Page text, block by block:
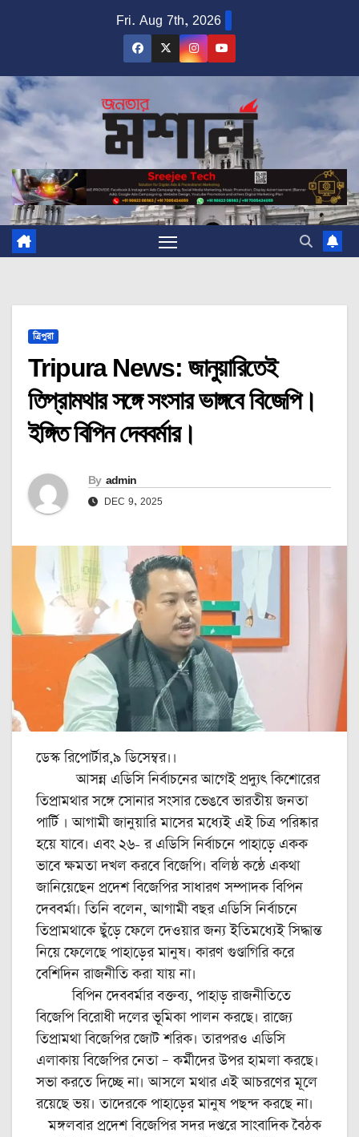
Fri. Aug 7th, 2026
ত্রিপুরা
Tripura News: জানুয়ারিতেই
তিপ্রামথার সঙ্গে সংসার ভাঙ্গবে বিজেপি।
ইঙ্গিত বিপিন দেববর্মার।
By admin
DEC 9, 2025
ডেস্ক রিপোর্টার,৯ ডিসেম্বর।।
আসন্ন এডিসি নির্বাচনের আগেই প্রদ্যুৎ কিশোরের
তিপ্রামথার সঙ্গে সোনার সংসার ভেঙবে ভারতীয় জনতা
পার্টি । আগামী জানুয়ারি মাসের মধ্যেই এই চিত্র পরিষ্কার
হয়ে যাবে। এবং ২৬- র এডিসি নির্বাচনে পাহাড়ে একক
ভাবে ক্ষমতা দখল করবে বিজেপি। বলিষ্ঠ কন্ঠে একথা
জানিয়েছেন প্রদেশ বিজেপির সাধারণ সম্পাদক বিপিন
দেববর্মা। তিনি বলেন, আগামী বছর এডিসি নির্বাচনে
তিপ্রামথাকে ছুঁড়ে ফেলে দেওয়ার জন্য ইতিমধ্যেই সিদ্ধান্ত
নিয়ে ফেলেছে পাহাড়ের মানুষ। কারণ গুণ্ডাগিরি করে
বেশিদিন রাজনীতি করা যায় না।
বিপিন দেববর্মার বক্তব্য, পাহাড় রাজনীতিতে
বিজেপি বিরোধী দলের ভূমিকা পালন করছে। রাজ্যে
তিপ্রামথা বিজেপির জোট শরিক। তারপরও এডিসি
এলাকায় বিজেপির নেতা – কর্মীদের উপর হামলা করছে।
সভা করতে দিচ্ছে না। আসলে মথার এই আচরণের মূলে
রয়েছে ভয়। তাদেরকে পাহাড়ের মানুষ পছন্দ করছে না।
মঙ্গলবার প্রদেশ বিজেপির সদর দপ্তরে সাংবাদিক বৈঠক